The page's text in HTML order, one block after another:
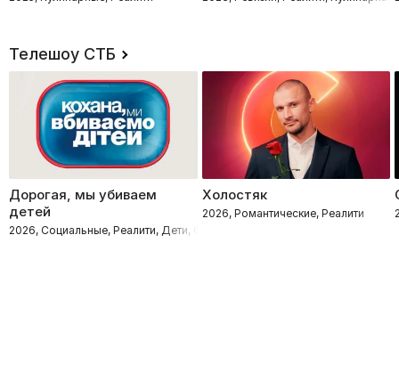
Телешоу СТБ
Дорогая, мы убиваем
детей
2026, Социальные, Реалити, Дети, Семейные
Холостяк
2026, Романтические, Реалити